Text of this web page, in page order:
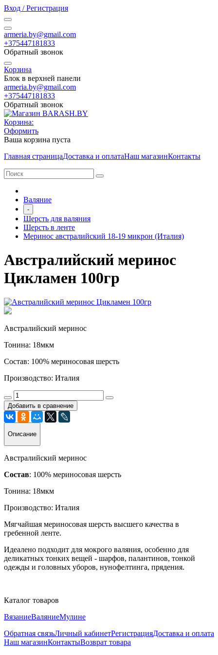
Вход / Регистрация
armeria.by@gmail.com
+375447181833
Обратный звонок
Корзина
Блок в верхней панели
armeria.by@gmail.com
+375447181833
Обратный звонок
Корзина:
Оформить
Ваша корзина пуста
Главная страницаДоставка и оплатаНаш магазинКонтакты
Валяние
-
Шерсть для валяния
Шерсть в ленте
Меринос австралийский 18-19 микрон (Италия)
Австралийский меринос
Цикламен 100гр
Австралийский меринос
Тонина: 18мкм
Состав: 100% мериносовая шерсть
Производство: Италия
Добавить в сравнение
Описание
Австралийский меринос
Состав: 100% мериносовая шерсть
Тонина: 18мкм
Производство: Италия
Мягчайшая мериносовая шерсть высшего качества в
гребенной ленте.
Идеалено подходит для мокрого валяния, особенно для
деликатных тонких вещей - шарфов, палантинов, тонкой
одежды и головных уборов, нунофелтинга, прядения.
Каталог товаров
ВязаниеВаляниеМулине
Обратная связьЛичный кабинетРегистрацияДоставка и оплата
Наш магазинКонтактыВозврат товара